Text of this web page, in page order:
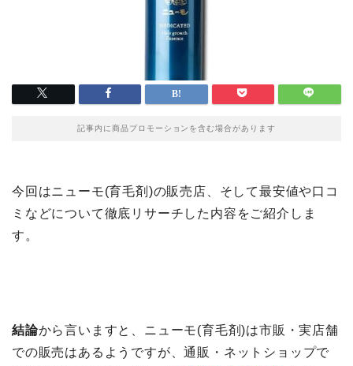
記事内に商品プロモーションを含む場合があります
今回はニューモ(育毛剤)の販売店、そして最安値や口コ
ミなどについて徹底リサーチした内容をご紹介しま
す。
結論から言いますと、ニューモ(育毛剤)は市販・実店舗
での販売はあるようですが、通販・ネットショップで